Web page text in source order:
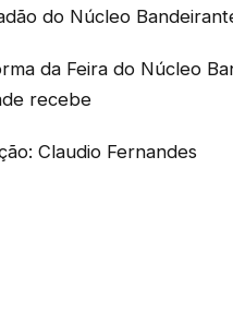
do Núcleo
da Feira do Núcleo
recebe
Claudio Fernandes